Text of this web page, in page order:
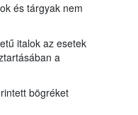
és tárgyak nem
italok az esetek
a
bögréket